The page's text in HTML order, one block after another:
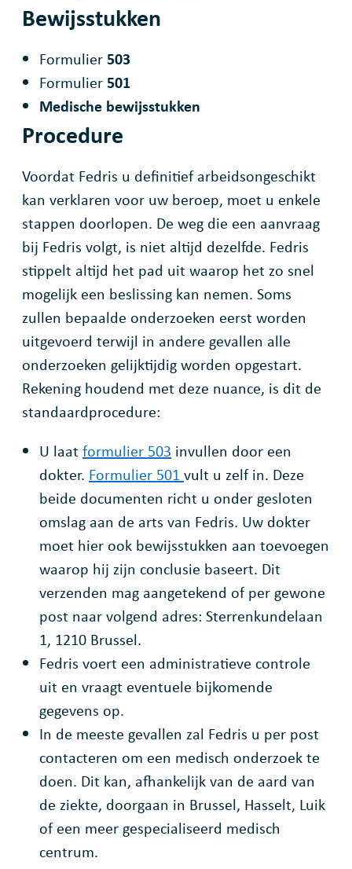
Bewijsstukken
Formulier 503
Formulier 501
Medische bewijsstukken
Procedure
Voordat Fedris u definitief arbeidsongeschikt
kan verklaren voor uw beroep, moet u enkele
stappen doorlopen. De weg die een aanvraag
bij Fedris volgt, is niet altijd dezelfde. Fedris
stippelt altijd het pad uit waarop het zo snel
mogelijk een beslissing kan nemen. Soms
zullen bepaalde onderzoeken eerst worden
uitgevoerd terwijl in andere gevallen alle
onderzoeken gelijktijdig worden opgestart.
Rekening houdend met deze nuance, is dit de
standaardprocedure:
U laat formulier 503 invullen door een
dokter. Formulier 501 vult u zelf in. Deze
beide documenten richt u onder gesloten
omslag aan de arts van Fedris. Uw dokter
moet hier ook bewijsstukken aan toevoegen
waarop hij zijn conclusie baseert. Dit
verzenden mag aangetekend of per gewone
post naar volgend adres: Sterrenkundelaan
1, 1210 Brussel.
Fedris voert een administratieve controle
uit en vraagt eventuele bijkomende
gegevens op.
In de meeste gevallen zal Fedris u per post
contacteren om een medisch onderzoek te
doen. Dit kan, afhankelijk van de aard van
de ziekte, doorgaan in Brussel, Hasselt, Luik
of een meer gespecialiseerd medisch
centrum.